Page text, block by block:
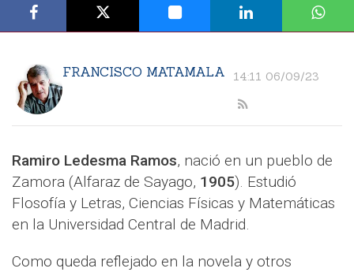
FRANCISCO MATAMALA 14:11 06/09/23
Ramiro Ledesma Ramos, nació en un pueblo de
Zamora (Alfaraz de Sayago, 1905). Estudió
Flosofía y Letras, Ciencias Físicas y Matemáticas
en la Universidad Central de Madrid.
Como queda reflejado en la novela y otros